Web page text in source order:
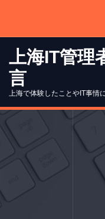
テ
キ
ッ
上海IT管理
言
上海で体験したことやIT事情